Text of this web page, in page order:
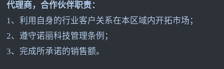
代理商，合作伙伴职责：
1、利用自身的行业客户关系在本区域内开拓市场；
2、遵守诺丽科技管理条例；
3、完成所承诺的销售额。